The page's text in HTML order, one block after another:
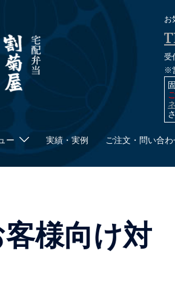
お
受
※
ー 実績・実例 ご注文・問い合
様向け対